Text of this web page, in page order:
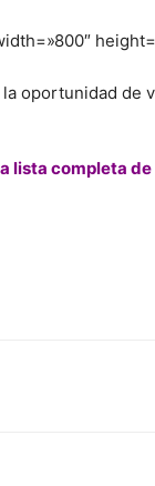
oportunidad de
lista completa de